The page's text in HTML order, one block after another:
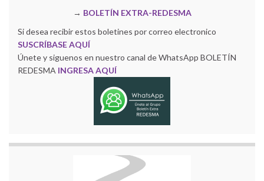
→ BOLETÍN EXTRA-REDESMA
Si desea recibir estos boletines por correo electronico
SUSCRÍBASE AQUÍ
Únete y siguenos en nuestro canal de WhatsApp BOLETÍN
REDESMA INGRESA AQUÍ